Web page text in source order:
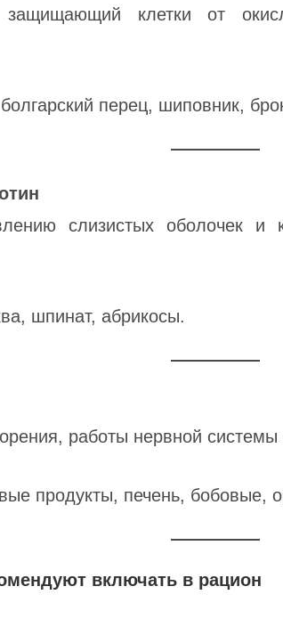
клетки от
перец, шиповник,
слизистых оболочек
шпинат, абрикосы.
работы нервной системы
продукты, печень, бобовые,
включать в рацион